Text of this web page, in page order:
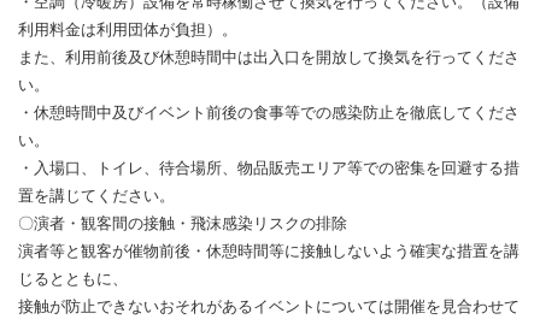
利用料金は利用団体が負担）。
また、利用前後及び休憩時間中は出入口を開放して換気を行ってくださ
い。
・休憩時間中及びイベント前後の食事等での感染防止を徹底してくださ
い。
・入場口、トイレ、待合場所、物品販売エリア等での密集を回避する措
置を講じてください。
〇演者・観客間の接触・飛沫感染リスクの排除
演者等と観客が催物前後・休憩時間等に接触しないよう確実な措置を講
じるとともに、
接触が防止できないおそれがあるイベントについては開催を見合わせて